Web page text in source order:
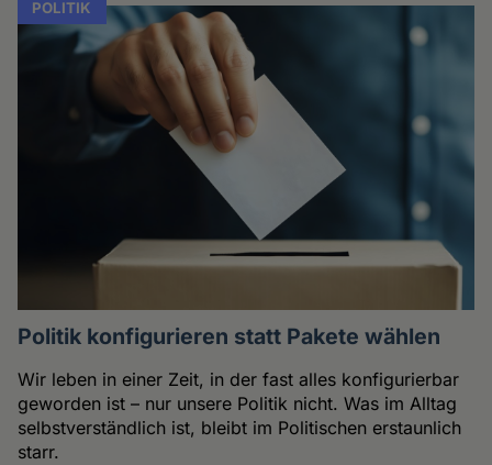
POLITIK
Politik konfigurieren statt Pakete wählen
Wir leben in einer Zeit, in der fast alles konfigurierbar
geworden ist – nur unsere Politik nicht. Was im Alltag
selbstverständlich ist, bleibt im Politischen erstaunlich
starr.